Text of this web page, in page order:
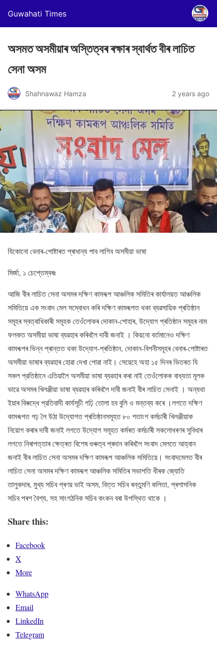
Guwahati Times
অসমত অসমীয়াৰ অস্তিত্বৰ ৰক্ষাৰ স্বাৰ্থত বীৰ লাচিত
সেনা অসম
Shahnawaz Hamza 2 years ago
যিকোনো বেনাৰ-পোষ্টাৰত প্ৰাধান্য পাব লাগিব অসমীয়া ভাষা
মিৰ্জা, ১ চেপ্তেম্বৰঃ
আজি বীৰ লাচিত সেনা অসমৰ দক্ষিণ কামৰূপ আঞ্চলিক সমিতিৰ কাৰ্যালয়ত আঞ্চলিক
সমিতিয়ে এক সংবাদ মেল সম্বোধন কৰি দক্ষিণ কামৰূপত থকা ব্যৱসায়িক প্ৰতিষ্ঠান
সমূহৰ স্বত্বাধিকাৰী সমূহক তেওঁলোকৰ দোকান-পোহাৰ, উদ্যোগ প্ৰতিষ্ঠান সমূহৰ নাম
ফলকত অসমীয়া ভাষা ব্যৱহাৰ কৰিবলৈ দাবী জনাই । কিয়নো বৰ্তমানেও দক্ষিণ
কামৰূপৰ ভিন্ন প্ৰান্তত থকা উদ্যোগ-প্ৰতিষ্ঠান, দোকান-বিপনীসমূহৰ বেনাৰ-পোষ্টাৰত
অসমীয়া ভাষাৰ ব্যৱহাৰ হোৱা দেখা পোৱা নাই। সেয়েহে অহা ১৫ দিনৰ ভিতৰত যি
সকল প্রতিষ্ঠানে এতিয়ালৈ অসমীয়া ভাষা ব্যৱহাৰ কৰা নাই তেওঁলোকক বাধ্যতা মূলক
ভাৱে অসমৰ খিলঞ্জীয়া ভাষা ব্যৱহাৰ কৰিবলৈ দাবী জনাই বীৰ লাচিত সেনাই । অন্যথা
ইয়াৰ বিৰুদ্ধে প্রতিবাদী কাৰ্যসূচী গঢ়ি তোলা হব বুলি ও মন্তব্য কৰে ।লগতে দক্ষিণ
কামৰূপত গঢ় লৈ উঠা উদ্যোগত প্ৰতিষ্ঠানসমূহত ৮০ শতাংশ কৰ্মচাৰী খিলঞ্জীয়াক
নিয়োগ কৰাৰ দাবী জনাই লগতে উদ্যোগ সমূহত কৰ্মৰত কৰ্মচাৰী সকলোধৰণৰ সুবিধাৰ
লগতে নিৰাপত্তাৰ ক্ষেত্ৰত বিশেষ গুৰুত্ব প্ৰদান কৰিবলৈ সংবাদ মেলতে আহ্বান
জনাই বীৰ লাচিত সেনা অসমৰ দক্ষিণ কামৰূপ আঞ্চলিক সমিতিয়ে। সংবাদমেলত বীৰ
লাচিত সেনা অসমৰ দক্ষিণ কামৰূপ আঞ্চলিক সমিতিৰ সভাপতি ধীৰক জ্যোতি
তালুকদাৰ, মুখ্য সচিব প্ৰণৱ ভাই অসম, বিত্ত সচিব ৰন্তুমণি কলিতা, প্ৰশাসনিক
সচিব পৰশ বৈশ্য, সহ সাংগঠনিক সচিব কংকন বৰা উপস্থিত থাকে ।
Share this:
Facebook
X
More
WhatsApp
Email
LinkedIn
Telegram